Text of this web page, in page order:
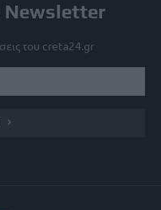
Newsletter
του creta24.gr